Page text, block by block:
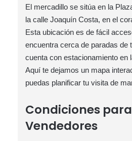
El mercadillo se sitúa en la
la calle Joaquín Costa, en el
Esta ubicación es de fácil
encuentra cerca de paradas de
cuenta con estacionamiento en
Aquí te dejamos un mapa
puedas planificar tu visita de
Condiciones para
Vendedores